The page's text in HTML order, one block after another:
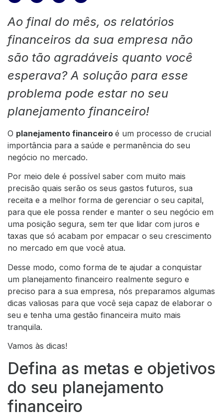
Ao final do mês, os relatórios
financeiros da sua empresa não
são tão agradáveis quanto você
esperava? A solução para esse
problema pode estar no seu
planejamento financeiro!
O planejamento financeiro é um processo de crucial
importância para a saúde e permanência do seu
negócio no mercado.
Por meio dele é possível saber com muito mais
precisão quais serão os seus gastos futuros, sua
receita e a melhor forma de gerenciar o seu capital,
para que ele possa render e manter o seu negócio em
uma posição segura, sem ter que lidar com juros e
taxas que só acabam por empacar o seu crescimento
no mercado em que você atua.
Desse modo, como forma de te ajudar a conquistar
um planejamento financeiro realmente seguro e
preciso para a sua empresa, nós preparamos algumas
dicas valiosas para que você seja capaz de elaborar o
seu e tenha uma gestão financeira muito mais
tranquila.
Vamos às dicas!
Defina as metas e objetivos
do seu planejamento
financeiro